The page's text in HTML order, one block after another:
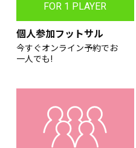
FOR 1 PLAYER
個人参加フットサル
今すぐオンライン予約でお
一人でも!